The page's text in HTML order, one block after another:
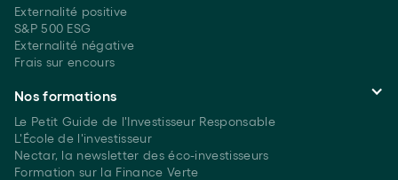
Externalité positive
S&P 500 ESG
Externalité négative
Frais sur encours
Nos formations
Le Petit Guide de l'Investisseur Responsable
L'École de l'investisseur
Nectar, la newsletter des éco-investisseurs
Formation sur la Finance Verte